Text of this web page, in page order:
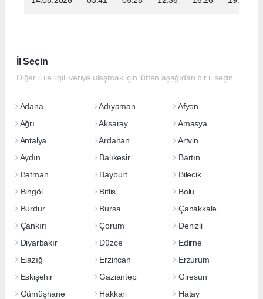
İl Seçin
Diğer il ile ilgili veriye ulaşmak için lütfen aşağıdan bir il seçin
Adana Adıyaman
Afyon
Ağrı
Aksaray
Amasya
Antalya
Ardahan
Artvin
Aydın
Balıkesir
Bartın
Batman
Bayburt
Bilecik
Bingöl
Bitlis
Bolu
Burdur
Bursa
Çanakkale
Çankırı
Çorum
Denizli
Diyarbakır
Düzce
Edirne
Elazığ
Erzincan
Erzurum
Eskişehir
Gaziantep
Giresun
Gümüşhane
Hakkari
Hatay